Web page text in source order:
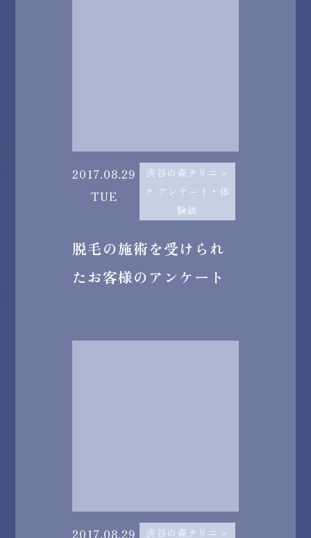
2017.08.29
TUE
渋谷の森クリニッ
ク アンケート・体
験談
脱毛の施術を受けられ
たお客様のアンケート
2017.08.29 渋谷の森クリニッ